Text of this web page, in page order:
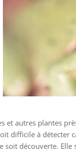
autres plantes
difficile à détecter
soit découverte.